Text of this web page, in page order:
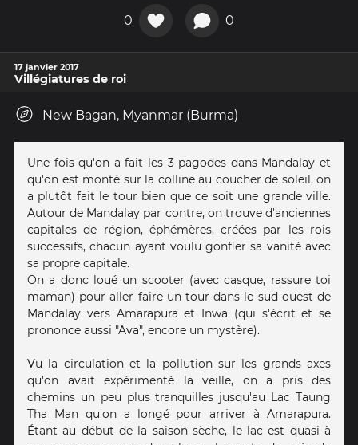
0 0
17 janvier 2017
Villégiatures de roi
New Bagan, Myanmar (Burma)
Une fois qu'on a fait les 3 pagodes dans Mandalay et
qu'on est monté sur la colline au coucher de soleil, on
a plutôt fait le tour bien que ce soit une grande ville.
Autour de Mandalay par contre, on trouve d'anciennes
capitales de région, éphémères, créées par les rois
successifs, chacun ayant voulu gonfler sa vanité avec
sa propre capitale.
On a donc loué un scooter (avec casque, rassure toi
maman) pour aller faire un tour dans le sud ouest de
Mandalay vers Amarapura et Inwa (qui s'écrit et se
prononce aussi "Ava", encore un mystère).
Vu la circulation et la pollution sur les grands axes
qu'on avait expérimenté la veille, on a pris des
chemins un peu plus tranquilles jusqu'au Lac Taung
Tha Man qu'on a longé pour arriver à Amarapura.
Étant au début de la saison sèche, le lac est quasi à